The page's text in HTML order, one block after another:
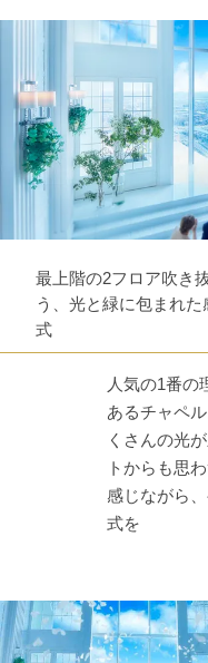
最上階の2フロア吹き
う、光と緑に包まれた
式
人気の1番の
あるチャペ
くさんの光
トからも思
感じながら
式を